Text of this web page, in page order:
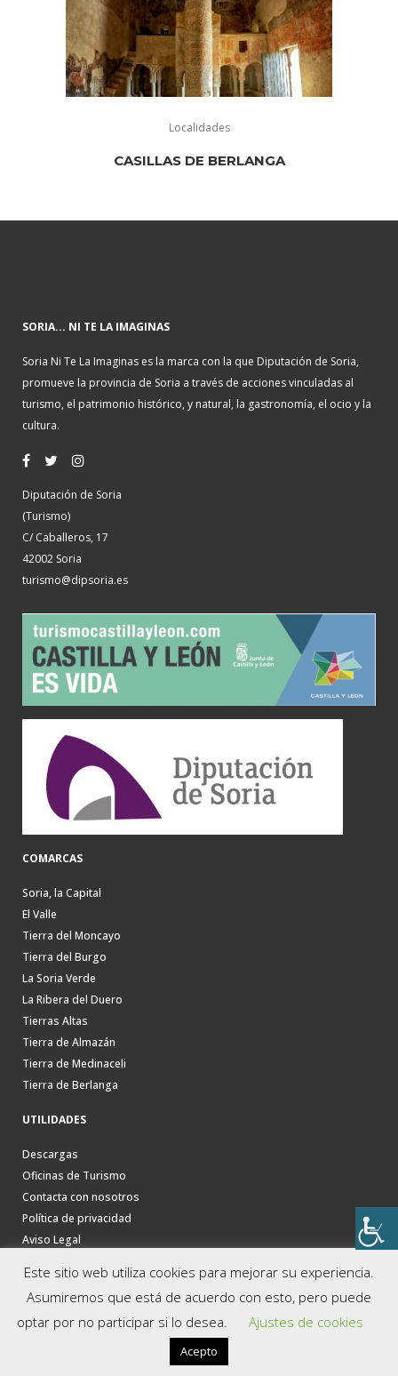
Localidades
CASILLAS DE BERLANGA
SORIA... NI TE LA IMAGINAS
Soria Ni Te La Imaginas es la marca con la que Diputación de Soria,
promueve la provincia de Soria a través de acciones vinculadas al
turismo, el patrimonio histórico, y natural, la gastronomía, el ocio y la
cultura.
Diputación de Soria
(Turismo)
C/ Caballeros, 17
42002 Soria
turismo@dipsoria.es
COMARCAS
Soria, la Capital
El Valle
Tierra del Moncayo
Tierra del Burgo
La Soria Verde
La Ribera del Duero
Tierras Altas
Tierra de Almazán
Tierra de Medinaceli
Tierra de Berlanga
UTILIDADES
Descargas
Oficinas de Turismo
Contacta con nosotros
Política de privacidad
Aviso Legal
Este sitio web utiliza cookies para mejorar su experiencia.
Asumiremos que está de acuerdo con esto, pero puede
optar por no participar si lo desea.
Ajustes de cookies
Acepto